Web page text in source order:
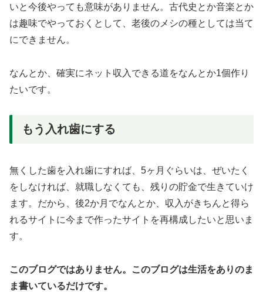
いと今後やっても意味がありません。古代史とか音楽とか
は趣味でやっておくとして、老後のメシの種としては当て
にできません。
なんとか、確実にネット収入できる道をなんとか1個作り
たいです。
もう入れ歯にする
無くした歯を入れ歯にすれば、5ヶ月ぐらいは、ぜいたく
をしなければ、就職しなくても、残りの貯金で生きていけ
ます。だから、後2か月でなんとか、収入がきちんと得ら
れるサイトに今まで作ったサイトを再構成したいと思いま
す。
このブログではありません。このブログは生活をありのま
ま書いているだけです。